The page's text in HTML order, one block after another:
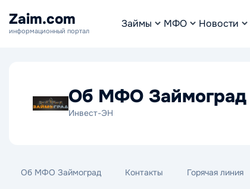
Zaim.com
информационный портал
Займы МФО Новости
Об МФО Займоград
Инвест-ЭН
Об МФО Займоград Контакты Горячая линия